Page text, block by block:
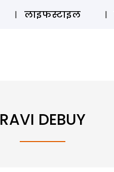
लाइफस्टाइल
RAVI DEBUY